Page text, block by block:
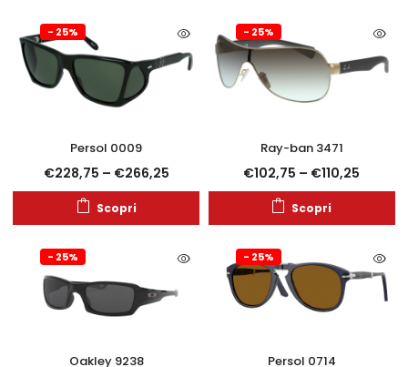
- 25%
Persol 0009
€228,75 – €266,25
Scopri
- 25%
Ray-ban 3471
€102,75 – €110,25
Scopri
- 25%
Oakley 9238
- 25%
Persol 0714